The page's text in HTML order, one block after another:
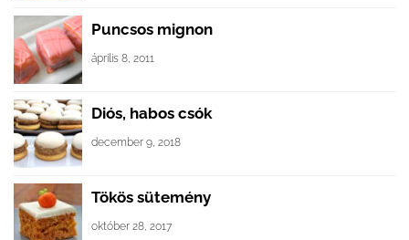
Puncsos mignon
április 8, 2011
Diós, habos csók
december 9, 2018
Tökös sütemény
október 28, 2017